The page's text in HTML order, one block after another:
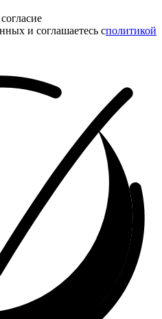
и соглашаетесь cполитикой